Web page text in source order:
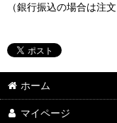
（銀行振込の場合は注
ホーム
マイページ